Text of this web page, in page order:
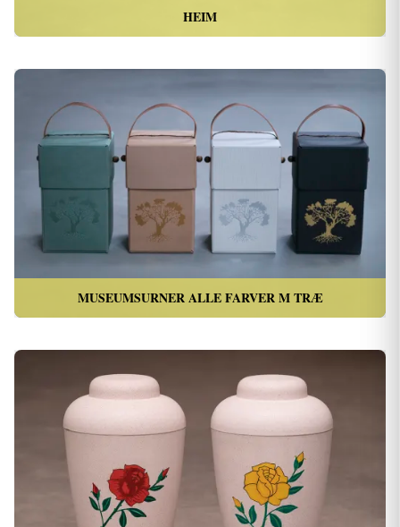
HEIM
MUSEUMSURNER ALLE FARVER M TRÆ